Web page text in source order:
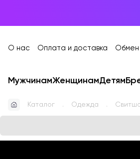
О нас Оплата и доставка Обмен
МужчинамЖенщинамДетям
Каталог Одежда